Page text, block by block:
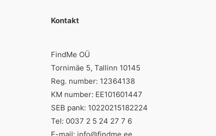
Kontakt
FindMe OÜ
Tornimäe 5, Tallinn 10145
Reg. number: 12364138
KM number: EE101601447
SEB pank: 10220215182224
Tel: 0037 2 5 24 27 7 6
E-mail: info@findme.ee